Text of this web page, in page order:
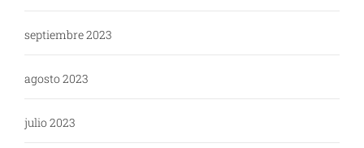
septiembre 2023
agosto 2023
julio 2023